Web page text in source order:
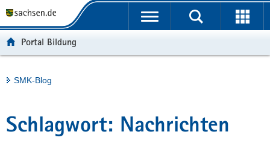
t
e
r
u
h
a
e
v
e
Portalübergreifende
Portal Bildung
Hauptinhalt
SMK-Blog
Schlagwort: Nachrichten